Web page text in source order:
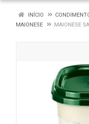
INÍCIO
MAIONESE
MAIONESE